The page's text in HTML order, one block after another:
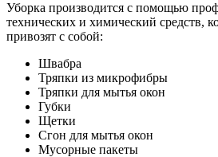
Уборка производится с помощью
технических и химический средств,
привозят с собой:
Швабра
Тряпки из микрофибры
Тряпки для мытья окон
Губки
Щетки
Сгон для мытья окон
Мусорные пакеты